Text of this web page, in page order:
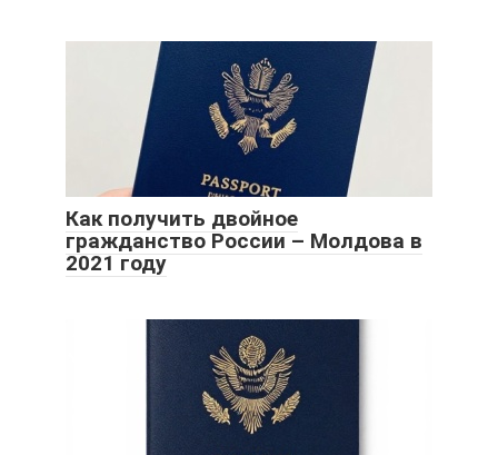
Как получить двойное
гражданство России – Молдова в
2021 году